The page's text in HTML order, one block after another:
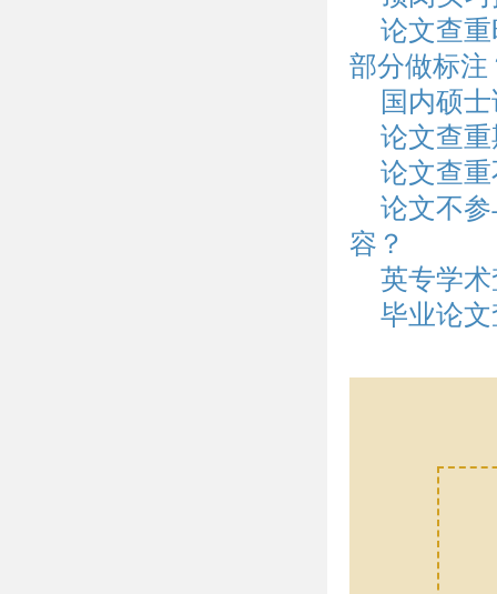
论文查
部分做标注
国内硕
论文查
论文查
论文不
容？
英专学
毕业论